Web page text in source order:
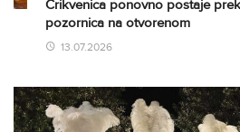
Crikvenica ponovno postaje
pozornica na otvorenom
13.07.2026